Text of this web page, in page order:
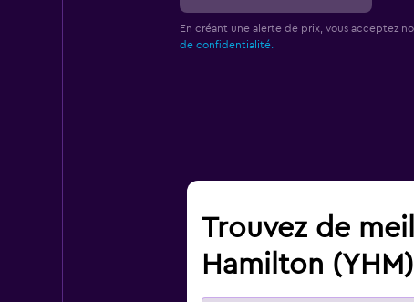
En créant une alerte de prix, vous acceptez
de confidentialité.
Trouvez de
Hamilton (YHM)